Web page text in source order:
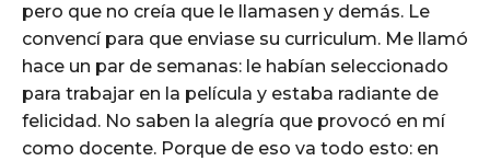
pero que no creía que le llamasen y demás. Le
convencí para que enviase su curriculum. Me llamó
hace un par de semanas: le habían seleccionado
para trabajar en la película y estaba radiante de
felicidad. No saben la alegría que provocó en mí
como docente. Porque de eso va todo esto: en